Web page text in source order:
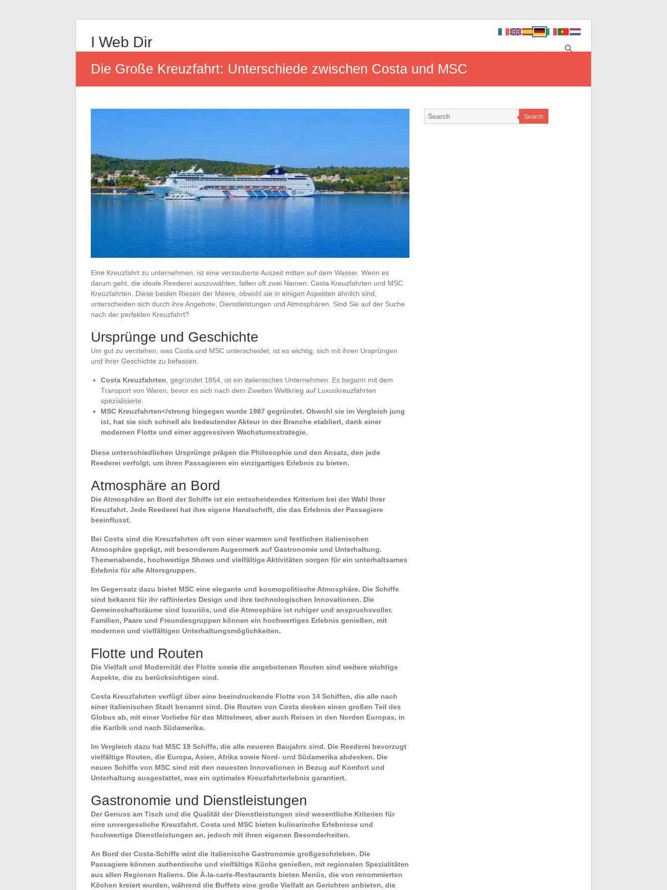
I Web Dir
Die Große Kreuzfahrt: Unterschiede zwischen Costa und MSC
Eine Kreuzfahrt zu unternehmen, ist eine verzauberte Auszeit mitten auf dem Wasser. Wenn es
darum geht, die ideale Reederei auszuwählen, fallen oft zwei Namen: Costa Kreuzfahrten und MSC
Kreuzfahrten. Diese beiden Riesen der Meere, obwohl sie in einigen Aspekten ähnlich sind,
unterscheiden sich durch ihre Angebote, Dienstleistungen und Atmosphären. Sind Sie auf der Suche
nach der perfekten Kreuzfahrt?
Ursprünge und Geschichte
Um gut zu verstehen, was Costa und MSC unterscheidet, ist es wichtig, sich mit ihren Ursprüngen
und ihrer Geschichte zu befassen.
Costa Kreuzfahrten , gegründet 1854, ist ein italienisches Unternehmen. Es begann mit dem
Transport von Waren, bevor es sich nach dem Zweiten Weltkrieg auf Luxuskreuzfahrten
spezialisierte.
MSC Kreuzfahrten</strong hingegen wurde 1987 gegründet. Obwohl sie im Vergleich jung
ist, hat sie sich schnell als bedeutender Akteur in der Branche etabliert, dank einer
modernen Flotte und einer aggressiven Wachstumsstrategie.
Diese unterschiedlichen Ursprünge prägen die Philosophie und den Ansatz, den jede
Reederei verfolgt, um ihren Passagieren ein einzigartiges Erlebnis zu bieten.
Atmosphäre an Bord
Die Atmosphäre an Bord der Schiffe ist ein entscheidendes Kriterium bei der Wahl Ihrer
Kreuzfahrt. Jede Reederei hat ihre eigene Handschrift, die das Erlebnis der Passagiere
beeinflusst.
Bei Costa sind die Kreuzfahrten oft von einer warmen und festlichen italienischen
Atmosphäre geprägt, mit besonderem Augenmerk auf Gastronomie und Unterhaltung.
Themenabende, hochwertige Shows und vielfältige Aktivitäten sorgen für ein unterhaltsames
Erlebnis für alle Altersgruppen.
Im Gegensatz dazu bietet MSC eine elegante und kosmopolitische Atmosphäre. Die Schiffe
sind bekannt für ihr raffiniertes Design und ihre technologischen Innovationen. Die
Gemeinschaftsräume sind luxuriös, und die Atmosphäre ist ruhiger und anspruchsvoller.
Familien, Paare und Freundesgruppen können ein hochwertiges Erlebnis genießen, mit
modernen und vielfältigen Unterhaltungsmöglichkeiten.
Flotte und Routen
Die Vielfalt und Modernität der Flotte sowie die angebotenen Routen sind weitere wichtige
Aspekte, die zu berücksichtigen sind.
Costa Kreuzfahrten verfügt über eine beeindruckende Flotte von 14 Schiffen, die alle nach
einer italienischen Stadt benannt sind. Die Routen von Costa decken einen großen Teil des
Globus ab, mit einer Vorliebe für das Mittelmeer, aber auch Reisen in den Norden Europas, in
die Karibik und nach Südamerika.
Im Vergleich dazu hat MSC 19 Schiffe, die alle neueren Baujahrs sind. Die Reederei bevorzugt
vielfältige Routen, die Europa, Asien, Afrika sowie Nord- und Südamerika abdecken. Die
neuen Schiffe von MSC sind mit den neuesten Innovationen in Bezug auf Komfort und
Unterhaltung ausgestattet, was ein optimales Kreuzfahrterlebnis garantiert.
Gastronomie und Dienstleistungen
Der Genuss am Tisch und die Qualität der Dienstleistungen sind wesentliche Kriterien für
eine unvergessliche Kreuzfahrt. Costa und MSC bieten kulinarische Erlebnisse und
hochwertige Dienstleistungen an, jedoch mit ihren eigenen Besonderheiten.
An Bord derCosta-Schiffe wird die italienische Gastronomie großgeschrieben. Die
Passagiere können authentische und vielfältige Küche genießen, mit regionalen Spezialitäten
aus allen Regionen Italiens. Die À-la-carte-Restaurants bieten Menüs, die von renommierten
Köchen kreiert wurden, während die Buffets eine große Vielfalt an Gerichten anbieten, die
Search